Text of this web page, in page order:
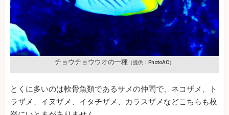
チョウチョウウオの一種 （提供：PhotoAC）
とくに多いのは軟骨魚類であるサメの仲間で、ネコザメ、ト
ラザメ、イヌザメ、イタチザメ、カラスザメなどこちらも枚